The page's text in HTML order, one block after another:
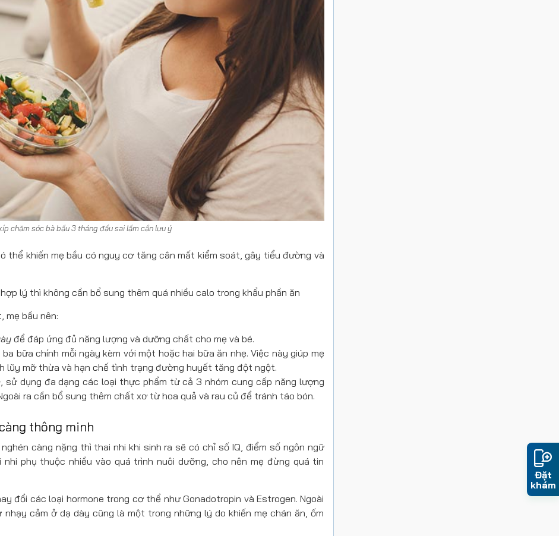
chăm sóc bà bầu 3 tháng đầu sai lầm cần lưu ý
thể khiến mẹ bầu có nguy cơ tăng cân mất kiểm soát, gây tiểu đường và
lý thì không cần bổ sung thêm quá nhiều calo trong khẩu phần ăn
mẹ bầu nên:
để đáp ứng đủ năng lượng và dưỡng chất cho mẹ và bé.
ba bữa chính mỗi ngày kèm với một hoặc hai bữa ăn nhẹ. Việc này giúp mẹ
lũy mỡ thừa và hạn chế tình trạng đường huyết tăng đột ngột.
, sử dụng đa dạng các loại thực phẩm từ cả 3 nhóm cung cấp năng lượng
ra cần bổ sung thêm chất xơ từ hoa quả và rau củ để tránh táo bón.
thông minh
càng nặng thì thai nhi khi sinh ra sẽ có chỉ số IQ, điểm số ngôn ngữ
phụ thuộc nhiều vào quá trình nuôi dưỡng, cho nên mẹ đừng quá tin
đổi các loại hormone trong cơ thể như Gonadotropin và Estrogen. Ngoài
cảm ở dạ dày cũng là một trong những lý do khiến mẹ chán ăn, ốm
Đặt
khám